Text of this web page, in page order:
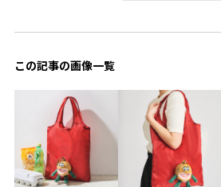
この記事の画像一覧